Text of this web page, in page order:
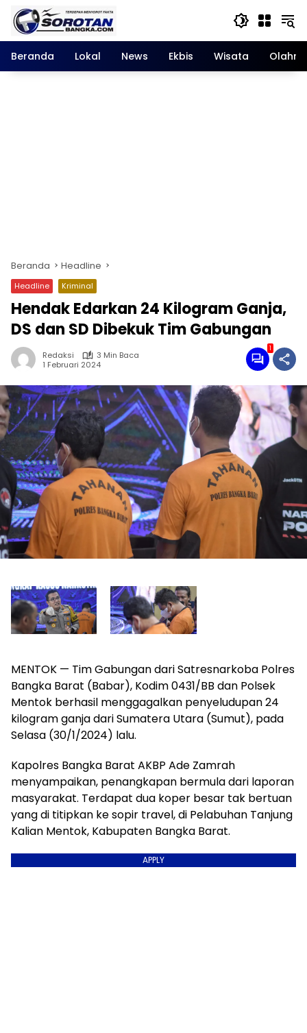
Langsung
konten
Beranda
Lokal News Ekbis Wisata
Beranda Headline
Headline Kriminal
Hendak Edarkan 24 Kilogram Ganja,
DS dan SD Dibekuk Tim Gabungan
Redaksi
3 Min Baca
1 Februari 2024
1
MENTOK — Tim Gabungan dari Satresnarkoba Polres
Bangka Barat (Babar), Kodim 0431/BB dan Polsek
Mentok berhasil menggagalkan penyeludupan 24
kilogram ganja dari Sumatera Utara (Sumut), pada
Selasa (30/1/2024) lalu.
Kapolres Bangka Barat AKBP Ade Zamrah
menyampaikan, penangkapan bermula dari laporan
masyarakat. Terdapat dua koper besar tak bertuan
yang di titipkan ke sopir travel, di Pelabuhan Tanjung
Kalian Mentok, Kabupaten Bangka Barat.
APPLY